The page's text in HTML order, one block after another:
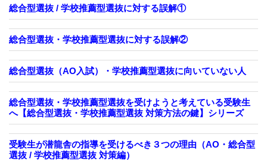
総合型選抜 / 学校推薦型選抜に対する誤解①
総合型選抜・学校推薦型選抜に対する誤解②
総合型選抜（AO入試）・学校推薦型選抜に向いていない人
総合型選抜・学校推薦型選抜を受けようと考えている受験生
へ【総合型選抜・学校推薦型選抜 対策方法の鍵】シリーズ
受験生が潜龍舎の指導を受けるべき３つの理由（AO・総合型
選抜 / 学校推薦型選抜 対策編）